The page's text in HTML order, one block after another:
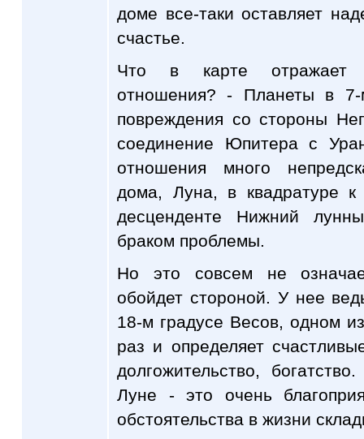
доме все-таки оставляет
счастье.
Что в карте отражает
отношения? - Планеты в
повреждения со стороны
соединение Юпитера с
отношения много
дома, Луна, в квадратуре
десценденте Нижний
браком проблемы.
Но это совсем не
обойдет стороной. У нее
18-м градусе Весов, одном
раз и определяет
долгожительство,
Луне - это очень
обстоятельства в жизни